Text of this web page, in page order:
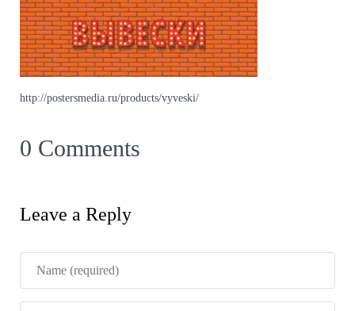
http://postersmedia.ru/products/vyveski/
0 Comments
Leave a Reply